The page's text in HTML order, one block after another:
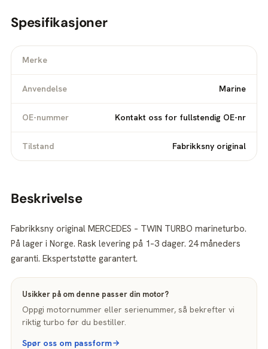
Spesifikasjoner
Merke
Anvendelse Marine
OE-nummer Kontakt oss for fullstendig OE-nr
Tilstand Fabrikksny original
Beskrivelse
Fabrikksny original MERCEDES – TWIN TURBO marineturbo.
På lager i Norge. Rask levering på 1–3 dager. 24 måneders
garanti. Ekspertstøtte garantert.
Usikker på om denne passer din motor?
Oppgi motornummer eller serienummer, så bekrefter vi
riktig turbo før du bestiller.
Spør oss om passform